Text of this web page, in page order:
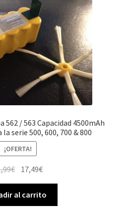
562 / 563 Capacidad 4500mAh
serie 500, 600, 700 & 800
¡OFERTA!
€ El
original
era:
17,49€El
actual
es:
al carrito